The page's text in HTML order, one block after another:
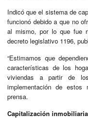
Indicó que el sistema de
funcionó debido a que no
al mismo, por lo que fue
decreto legislativo 1196,
“Estimamos que
características de los
viviendas a partir de
implementación de estos
prensa.
Capitalización inmobiliaria